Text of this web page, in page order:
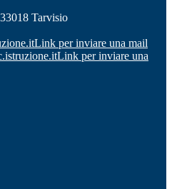
Tarvisio
Link per inviare una mail
Link per inviare una